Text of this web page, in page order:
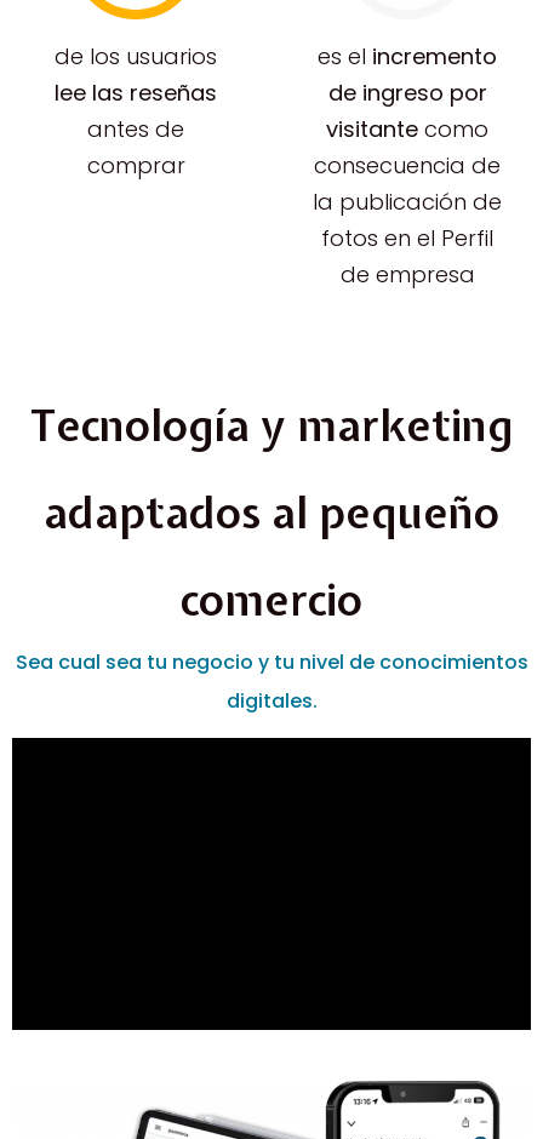
de los usuarios
lee las reseñas
antes de
comprar
es el incremento
de ingreso por
visitante como
consecuencia de
la publicación de
fotos en el Perfil
de empresa
Tecnología y marketing
adaptados al pequeño
comercio
Sea cual sea tu negocio y tu nivel de conocimientos
digitales.